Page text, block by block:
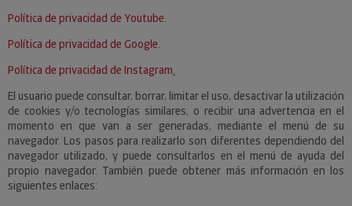
Política de privacidad de Youtube.
Política de privacidad de Google.
Política de privacidad de Instagram.
El usuario puede consultar, borrar, limitar el uso, desactivar la utilización
de cookies y/o tecnologías similares, o recibir una advertencia en el
momento en que van a ser generadas, mediante el menú de su
navegador. Los pasos para realizarlo son diferentes dependiendo del
navegador utilizado, y puede consultarlos en el menú de ayuda del
propio navegador. También puede obtener más información en los
siguientes enlaces: